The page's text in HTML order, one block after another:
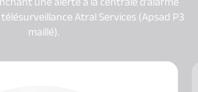
Atral Services (Apsad P3
maillé). ​​